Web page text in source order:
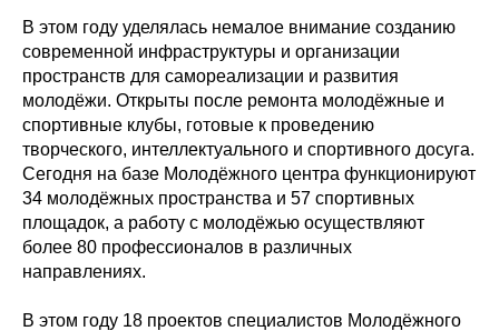
В этом году уделялась немалое внимание созданию
современной инфраструктуры и организации
пространств для самореализации и развития
молодёжи. Открыты после ремонта молодёжные и
спортивные клубы, готовые к проведению
творческого, интеллектуального и спортивного досуга.
Сегодня на базе Молодёжного центра функционируют
34 молодёжных пространства и 57 спортивных
площадок, а работу с молодёжью осуществляют
более 80 профессионалов в различных
направлениях.
В этом году 18 проектов специалистов Молодёжного